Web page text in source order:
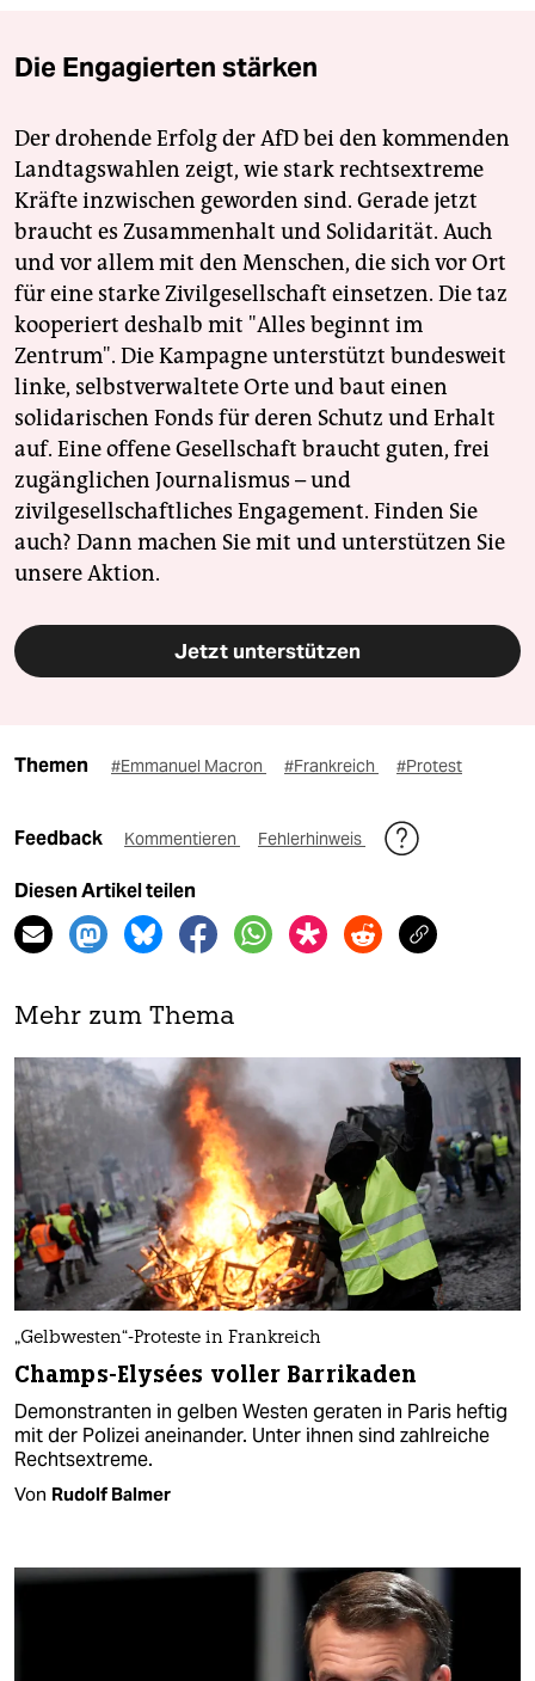
Die Engagierten stärken
Der drohende Erfolg der AfD bei den kommenden
Landtagswahlen zeigt, wie stark rechtsextreme
Kräfte inzwischen geworden sind. Gerade jetzt
braucht es Zusammenhalt und Solidarität. Auch
und vor allem mit den Menschen, die sich vor Ort
für eine starke Zivilgesellschaft einsetzen. Die taz
kooperiert deshalb mit "Alles beginnt im
Zentrum". Die Kampagne unterstützt bundesweit
linke, selbstverwaltete Orte und baut einen
solidarischen Fonds für deren Schutz und Erhalt
auf. Eine offene Gesellschaft braucht guten, frei
zugänglichen Journalismus – und
zivilgesellschaftliches Engagement. Finden Sie
auch? Dann machen Sie mit und unterstützen Sie
unsere Aktion.
Jetzt unterstützen
Themen #Emmanuel Macron #Frankreich #Protest
Feedback Kommentieren Fehlerhinweis
Diesen Artikel teilen
Mehr zum Thema
„Gelbwesten“-Proteste in Frankreich
Champs-Elysées voller Barrikaden
Demonstranten in gelben Westen geraten in Paris heftig
mit der Polizei aneinander. Unter ihnen sind zahlreiche
Rechtsextreme.
Von Rudolf Balmer